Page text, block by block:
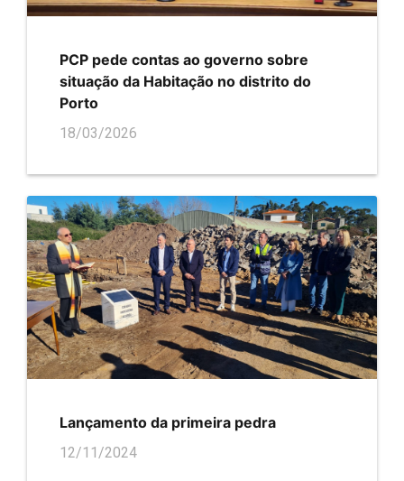
PCP pede contas ao governo sobre
situação da Habitação no distrito do
Porto
18/03/2026
Lançamento da primeira pedra
12/11/2024